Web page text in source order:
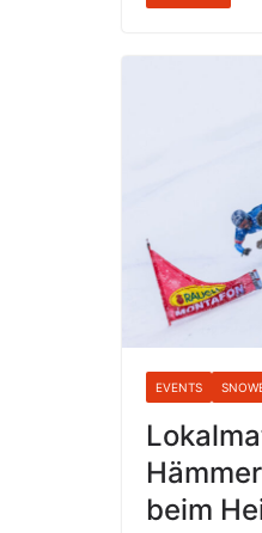
EVENTS
beim